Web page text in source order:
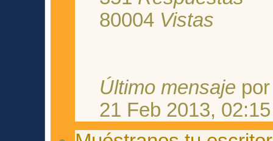
80004 Vistas
Último mensaje
21 Feb 2013, 02:15